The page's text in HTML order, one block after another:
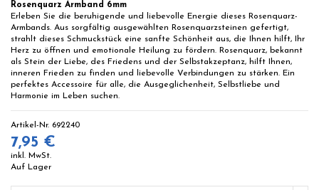
Rosenquarz Armband 6mm
Erleben Sie die beruhigende und liebevolle Energie dieses Rosenquarz-
Armbands. Aus sorgfältig ausgewählten Rosenquarzsteinen gefertigt,
strahlt dieses Schmuckstück eine sanfte Schönheit aus, die Ihnen hilft, Ihr
Herz zu öffnen und emotionale Heilung zu fördern. Rosenquarz, bekannt
als Stein der Liebe, des Friedens und der Selbstakzeptanz, hilft Ihnen,
inneren Frieden zu finden und liebevolle Verbindungen zu stärken. Ein
perfektes Accessoire für alle, die Ausgeglichenheit, Selbstliebe und
Harmonie im Leben suchen.
Artikel-Nr. 692240
7,95 €
inkl. MwSt.
Auf Lager